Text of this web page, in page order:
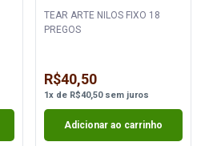
TEAR ARTE NILOS FIXO 18
PREGOS
R$40,50
1xde R$40,50sem juros
Adicionar ao carrinho